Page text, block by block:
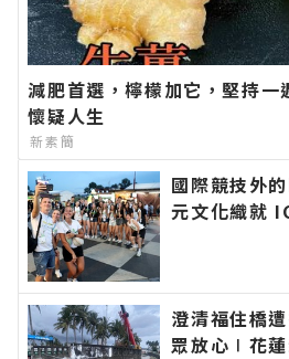
減肥首選，檸檬加它，堅持一
懷疑人生
新素簡
國際競技外
元文化織就
訊！
澄清福住橋
眾放心∣花蓮